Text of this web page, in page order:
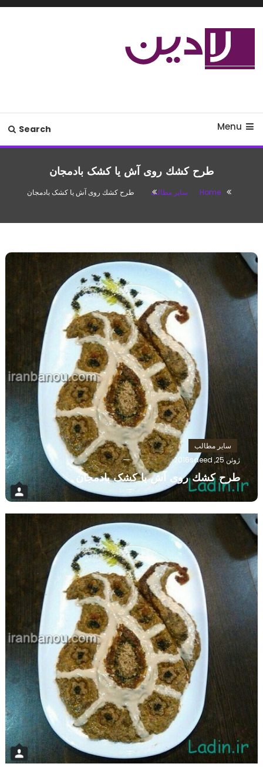
Skip
Menu
Search
طرح كشك روی آش یا کشک بادمجان
Home سایر مطالب طرح كشك روی آش یا کشک بادمجان
سایر مطالب
ژوئن 25, 2016
saeed
طرح كشك روی آش یا کشک بادمجان